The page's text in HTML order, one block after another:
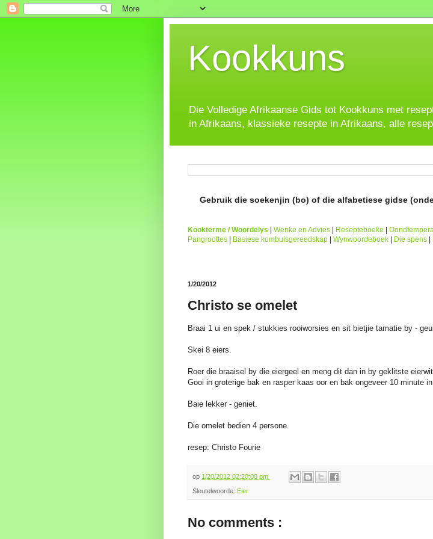
Kookkuns
Die Volledige Afrikaanse Gids tot Kookkuns met
in Afrikaans, klassieke resepte in Afrikaans, alle
Gebruik die soekenjin (bo) of die alfabetiese gidse
Kookterme / Woordelys Wenke en Advies Resepteboeke
Pangroottes
Basiese kombuisgereedskap Wynwoordeboek Die spens
1/20/2012
Christo se omelet
Braai 1 ui en spek / stukkies rooiworsies en sit bietjie tamatie by -
Skei 8 eiers.
Roer die braaisel by die eiergeel en meng dit dan in by geklitste
Gooi in groterige bak en rasper kaas oor en bak ongeveer 10 minute
Baie lekker - geniet.
Die omelet bedien 4 persone.
resep: Christo Fourie
op 1/20/2012 02:20:00 pm
Sleutelwoorde: Eier
No comments :